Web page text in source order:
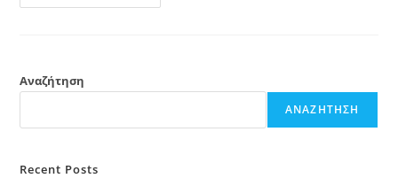
Αναζήτηση
ΑΝΑΖΉΤΗΣΗ
Recent Posts